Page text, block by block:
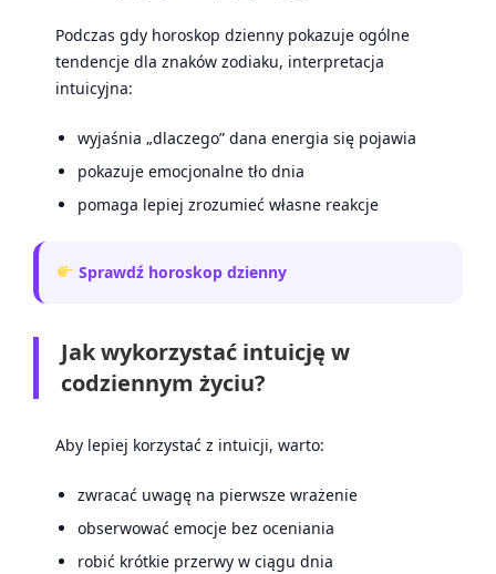
Podczas gdy horoskop dzienny pokazuje ogólne
tendencje dla znaków zodiaku, interpretacja
intuicyjna:
wyjaśnia „dlaczego” dana energia się pojawia
pokazuje emocjonalne tło dnia
pomaga lepiej zrozumieć własne reakcje
Sprawdź horoskop dzienny
Jak wykorzystać intuicję w
codziennym życiu?
Aby lepiej korzystać z intuicji, warto:
zwracać uwagę na pierwsze wrażenie
obserwować emocje bez oceniania
robić krótkie przerwy w ciągu dnia